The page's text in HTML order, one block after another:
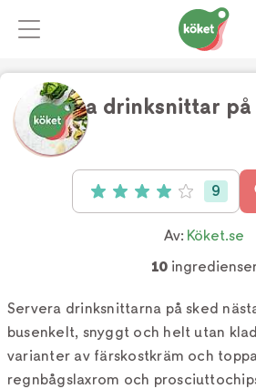
Festliga drinksnittar
Betyg: 4 av 5 (9 röster)
9
Av: Köket.se
10
Servera drinksnittarna på sked
busenkelt, snyggt och helt utan
varianter av färskostkräm och
regnbågslaxrom och